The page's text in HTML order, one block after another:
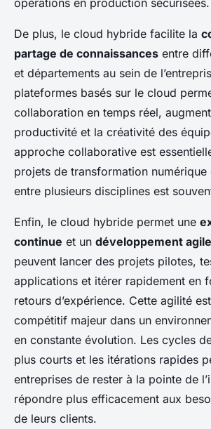
opérations en production sécurisées.
De plus, le cloud hybride facilite la
partage de connaissances entre
et départements au sein de
plateformes basés sur le cloud
collaboration en temps réel,
productivité et la créativité des
approche collaborative est
projets de transformation numérique
entre plusieurs disciplines est
Enfin, le cloud hybride permet une
continue et un développement agile
peuvent lancer des projets pilotes,
applications et itérer rapidement en
retours d’expérience. Cette agilité
compétitif majeur dans un
en constante évolution. Les cycles
plus courts et les itérations rapides
entreprises de rester à la pointe de
répondre plus efficacement aux
de leurs clients.